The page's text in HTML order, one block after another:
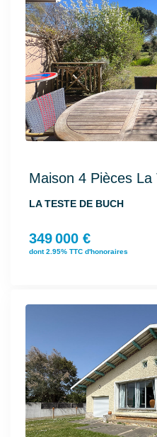
Maison 4 Pièces La
LA TESTE DE BUCH
349 000 €
dont 2.95% TTC d'honoraires